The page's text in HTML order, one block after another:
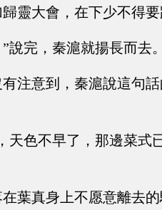
靈大會，在下少不得
說完，秦滬就揚長而去
注意到，秦滬說這句
天色不早了，那邊菜式
在葉真身上不愿意離去